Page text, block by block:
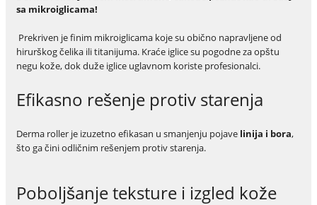
sa mikroiglicama!
Prekriven je finim mikroiglicama koje su obično napravljene od
hirurškog čelika ili titanijuma. Kraće iglice su pogodne za opštu
negu kože, dok duže iglice uglavnom koriste profesionalci.
Efikasno rešenje protiv starenja
Derma roller je izuzetno efikasan u smanjenju pojave linija i bora,
što ga čini odličnim rešenjem protiv starenja.
Poboljšanje teksture i izgled kože